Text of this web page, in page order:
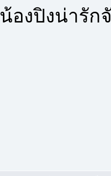
น้องปิงน่ารัก